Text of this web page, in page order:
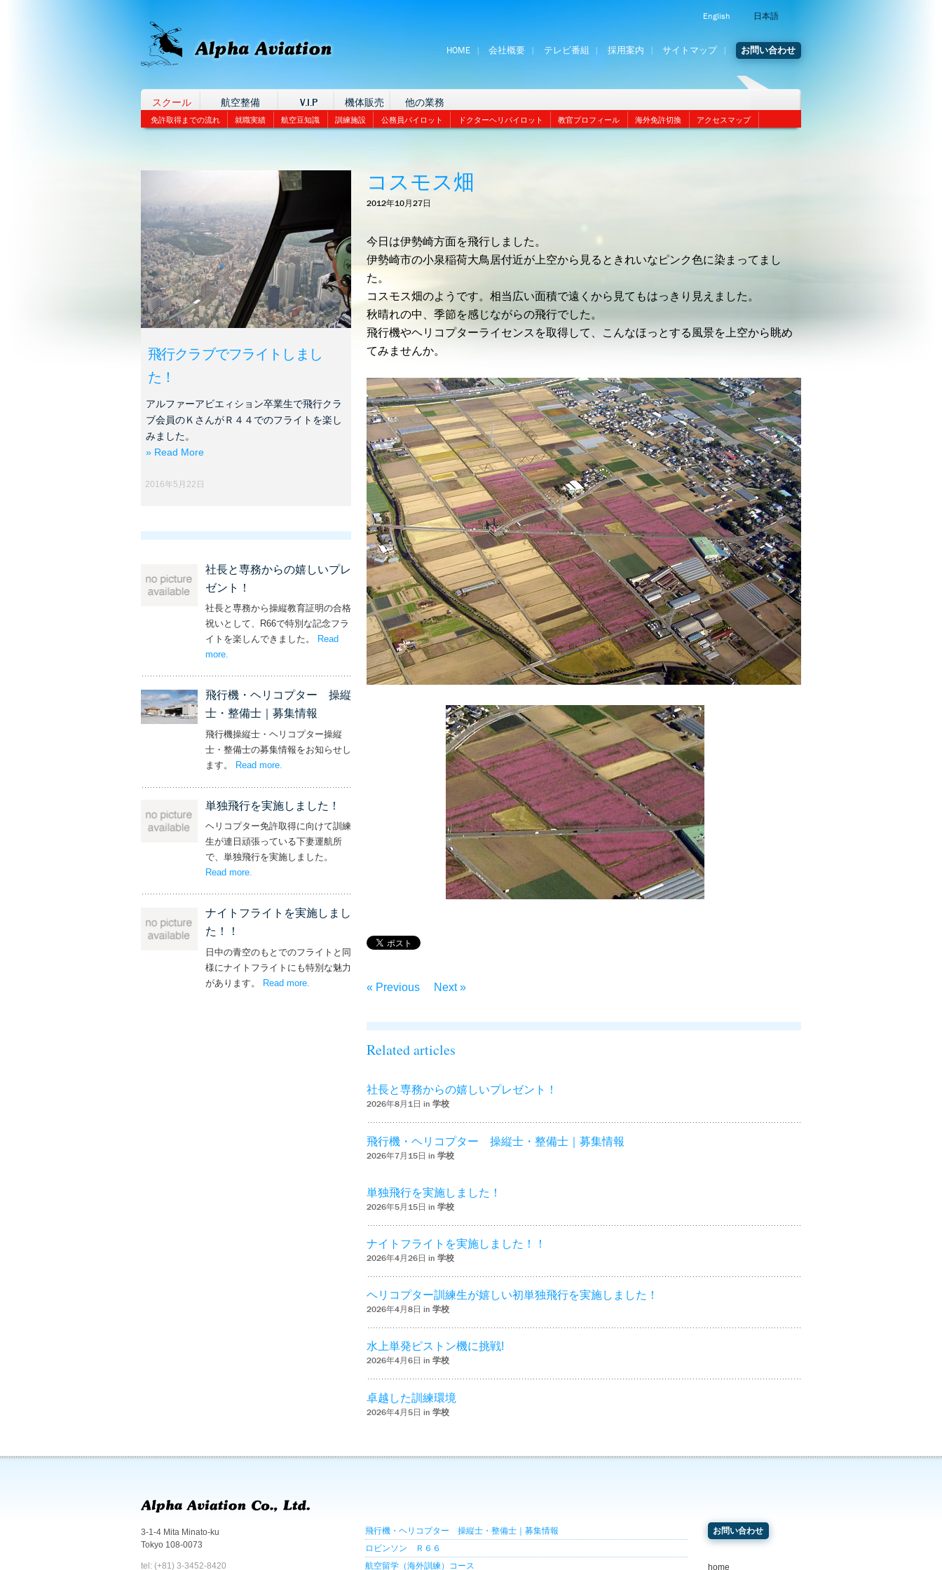
English 日本語
HOME 会社概要 テレビ番組 採用案内 サイトマップ お問い合わせ
スクール 航空整備 V.I.P 機体販売 他の業務
免許取得までの流れ 就職実績 航空豆知識 訓練施設 公務員パイロット ドクターヘリパイロット 教官プロフィール 海外免許切換 アクセスマップ
コスモス畑
2012年10月27日
今日は伊勢崎方面を飛行しました。
伊勢崎市の小泉稲荷大鳥居付近が上空から見るときれいなピンク色に染まってまし
た。
コスモス畑のようです。相当広い面積で遠くから見てもはっきり見えました。
秋晴れの中、季節を感じながらの飛行でした。
飛行機やヘリコプターライセンスを取得して、こんなほっとする風景を上空から眺め
てみませんか。
« Previous Next »
飛行クラブでフライトしまし
た！
アルファーアビエィション卒業生で飛行クラ
ブ会員のＫさんがＲ４４でのフライトを楽し
みました。
» Read More
2016年5月22日
社長と専務からの嬉しいプレ
ゼント！
社長と専務から操縦教育証明の合格
祝いとして、R66で特別な記念フラ
イトを楽しんできました。
Read
more– ‘社長と専務からの嬉しいプレゼント！’
.
飛行機・ヘリコプター 操縦
士・整備士｜募集情報
飛行機操縦士・ヘリコプター操縦
士・整備士の募集情報をお知らせし
ます。
Read more – ‘飛行機・ヘリコプター 操縦士・整備士｜募集情報’
単独飛行を実施しました！
ヘリコプター免許取得に向けて訓練
生が連日頑張っている下妻運航所
で、単独飛行を実施しました。
Read more– ‘単独飛行を実施しました！’
.
ナイトフライトを実施しまし
た！！
日中の青空のもとでのフライトと同
様にナイトフライトにも特別な魅力
があります。 Read more – ‘ナイトフライトを実施しました！！’
Related articles
社長と専務からの嬉しいプレゼント！
2026年8月1日 in 学校
飛行機・ヘリコプター 操縦士・整備士｜募集情報
2026年7月15日 in 学校
単独飛行を実施しました！
2026年5月15日 in 学校
ナイトフライトを実施しました！！
2026年4月26日 in 学校
ヘリコプター訓練生が嬉しい初単独飛行を実施しました！
2026年4月8日 in 学校
水上単発ピストン機に挑戦!
2026年4月6日 in 学校
卓越した訓練環境
2026年4月5日 in 学校
3-1-4 Mita Minato-ku
Tokyo 108-0073
tel: (+81) 3-3452-8420
飛行機・ヘリコプター 操縦士・整備士｜募集情報
ロビンソン Ｒ６６
航空留学（海外訓練）コース
お問い合わせ
home